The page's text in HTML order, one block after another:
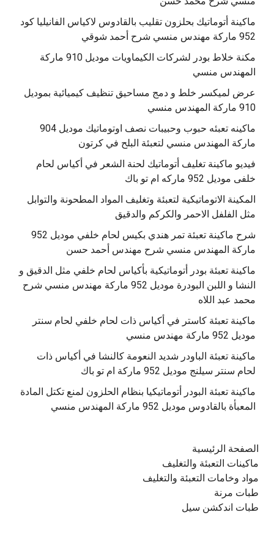
‫ماكينة أتوماتيك بحلزون تقليب بالقادوس لاكياس الفانيليا كود
مكنة خلاط بودر لشركات الكيماويات موديل 910 ماركة
المهندس منسي
عرض لميكسر خلط و دمج مساحيق تنظيف كيميائية بموديل
910 ماركة المهندس منسي
‫ماكينه تعبئه حبوب وحبيبات نصف اوتوماتيك موديل 904
‫فيديو ماكينة تغليف أتوماتيك لحنة الشعر في أكياس لحام
خلفى موديل 952 ماركه ام تو باك
المكينة الاتوماتيكية لتعبئة وتغليف المواد المطحونة والتوابل
مثل الفلفل الاحمر والكركم والدقيق
‫شرح ماكينة تعبئة تمر هندي بكيس لحام خلفي موديل 952
ماكينة تعبئة بودر أتوماتيكية بأكياس لحام خلفي مثل الدقيق و
النشا و اللبن البودرة موديل 952 ماركة مهندس منسي شرح
محمد عبد اللاه
‫ماكينة تعبئة كاستر في أكياس ذات لحام خلفي لحام سنتر
موديل 952 ماركة مهندس منسي
‫ماكينة تعبئة الباودر شديد النعومة كالنشا في أكياس ذات
‫ماكينة تعبئة البودر أتوماتيكيا بنظام الحلزون لمنع تكتل المادة
الصفحة الرئيسية
ماكينات التعبئة والتغليف
مواد وخامات التعبئة والتغليف
طبات مرنة
طبات اندكشن سيل